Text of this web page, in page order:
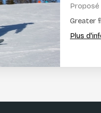
Proposé
Greater
Plus